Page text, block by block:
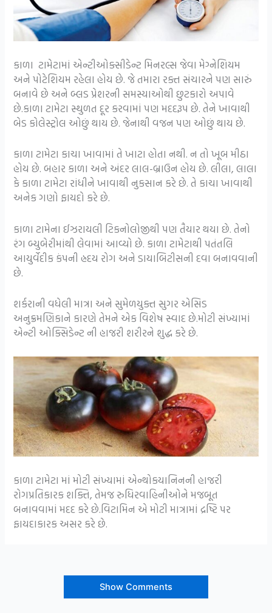
કાળા ટામેટામાં એન્ટીઓક્સીડેન્ટ મિનરલ્સ જેવા મેગ્નેશિયમ
અને પોટેશિયમ રહેલા હોય છે. જે તમારા રક્ત સંચારને પણ સારું
બનાવે છે અને બ્લડ પ્રેશરની સમસ્યાઓથી છુટકારો અપાવે
છે.કાળા ટામેટા સ્થુળત દૂર કરવામાં પણ મદદરૂપ છે. તેને ખાવાથી
બેડ કોલેસ્ટ્રોલ ઓછું થાય છે. જેનાથી વજન પણ ઓછું થાય છે.
કાળા ટામેટા કાચા ખાવામાં તે ખાટા હોતા નથી. ન તો ખૂબ મીઠા
હોય છે. બહાર કાળા અને અંદર લાલ-બ્રાઉન હોય છે. લીલા, લાલા
કે કાળા ટામેટા રાંધીને ખાવાથી નુકસાન કરે છે. તે કાચા ખાવાથી
અનેક ગણો ફાયદો કરે છે.
કાળા ટામેના ઈઝરાયલી ટિકનોલોજીથી પણ તૈયાર થયા છે. તેનો
રંગ બ્યુબેરીમાંથી લેવામાં આવ્યો છે. કાળા ટામેટાથી પતંતલિ
આયુર્વેદીક કંપની હ્રદય રોગ અને ડાયાબિટીસની દવા બનાવવાની
છે.
શર્કરાની વધેલી માત્રા અને સુમેળયુક્ત સુગર એસિડ
અનુક્રમણિકાને કારણે તેમને એક વિશેષ સ્વાદ છે.મોટી સંખ્યામાં
એન્ટી ઓક્સિડેન્ટ ની હાજરી શરીરને શુદ્ધ કરે છે.
કાળા ટામેટા માં મોટી સંખ્યામાં એન્થોકયાનિનની હાજરી
રોગપ્રતિકારક શક્તિ, તેમજ રુધિરવાહિનીઓને મજબૂત
બનાવવામાં મદદ કરે છે.વિટામિન એ મોટી માત્રામાં દ્રષ્ટિ પર
ફાયદાકારક અસર કરે છે.
Show Comments